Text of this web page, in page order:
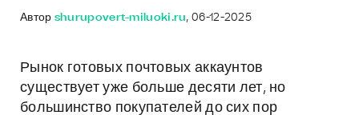
Автор shurupovert-miluoki.ru, 06-12-2025
Рынок готовых почтовых аккаунтов
существует уже больше десяти лет, но
большинство покупателей до сих пор